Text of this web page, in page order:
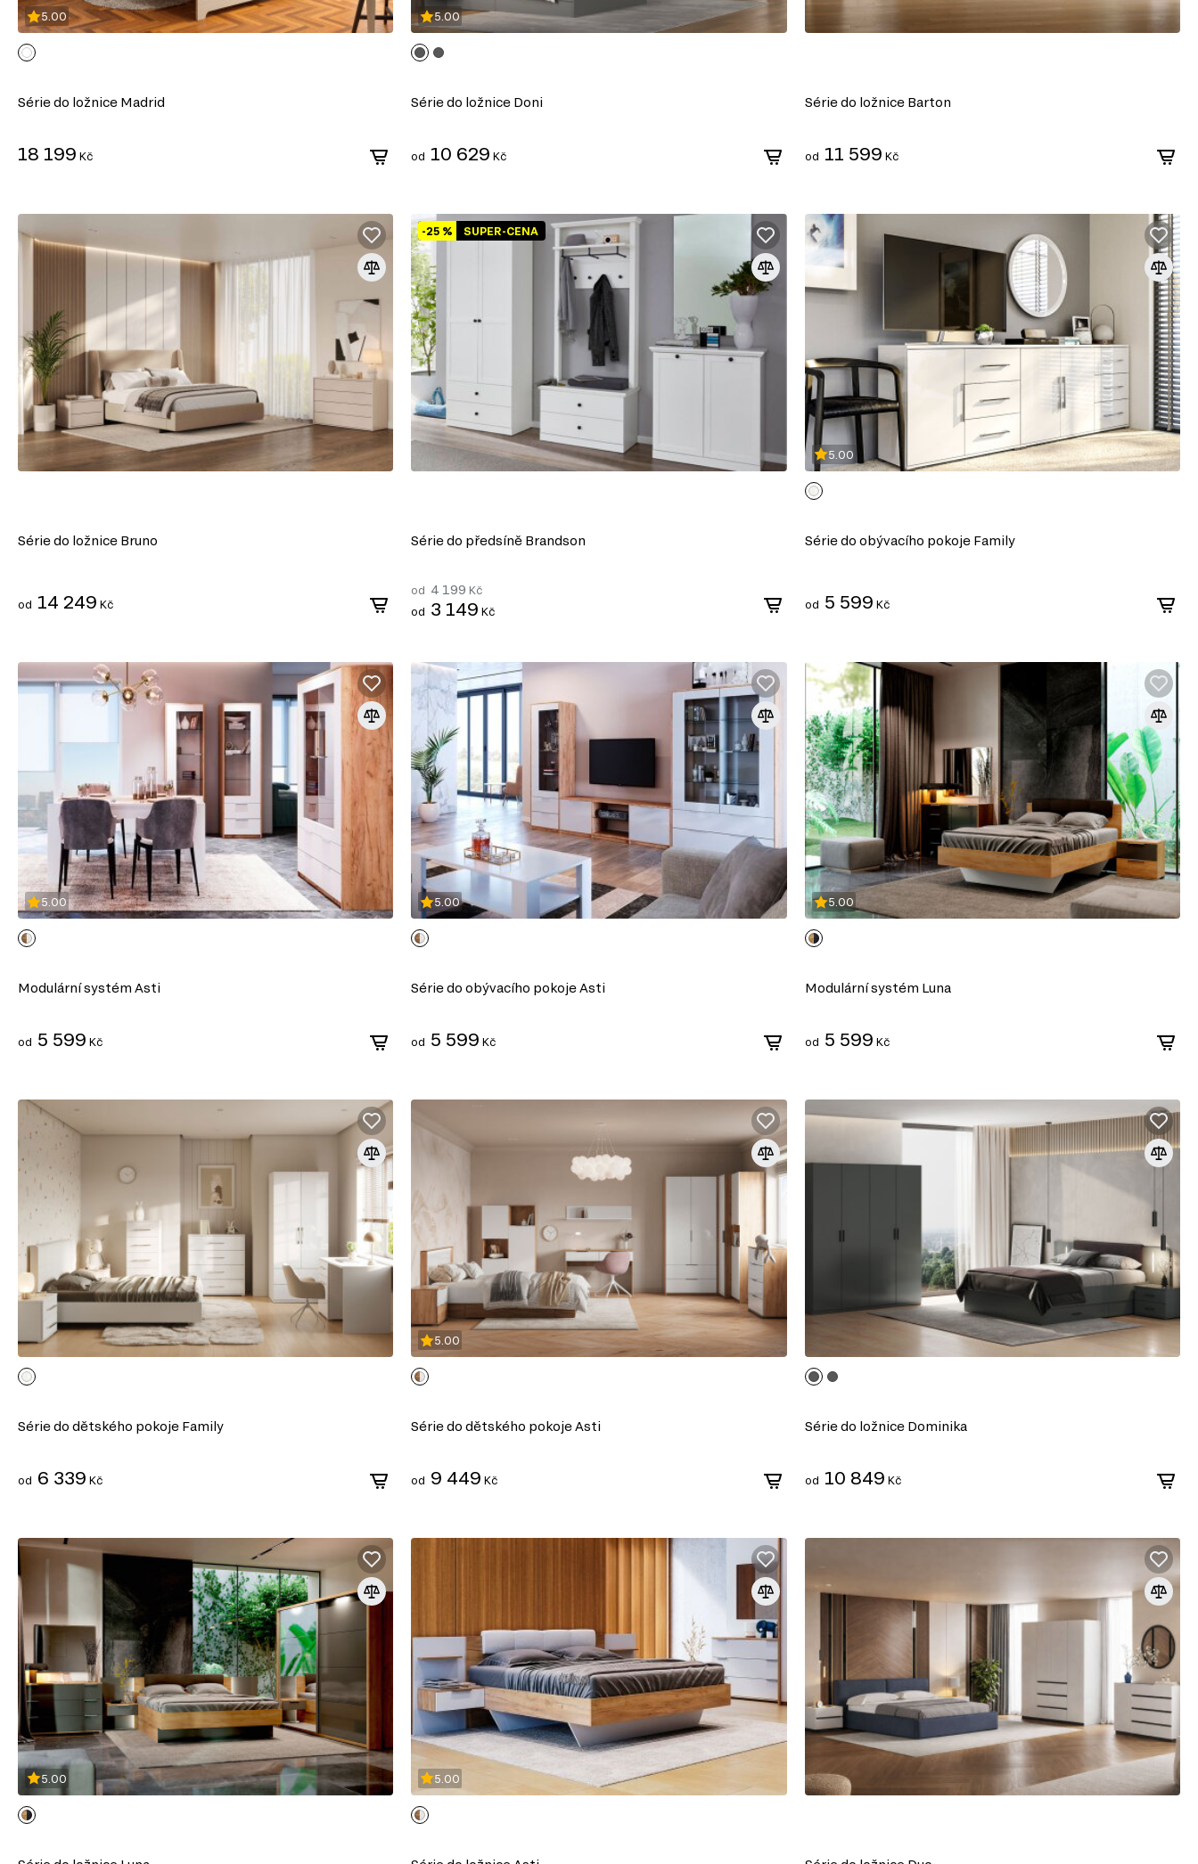
5.00
Série do ložnice Madrid
18 199 Kč
5.00
Série do ložnice Doni
od 10 629 Kč
Série do ložnice Barton
od 11 599 Kč
Série do ložnice Bruno
od 14 249 Kč
SUPER-CENA
-25 %
Série do předsíně Brandson
od 4 199 Kč
od 3 149 Kč
5.00
Série do obývacího pokoje Family
od 5 599 Kč
5.00
Modulární systém Asti
od 5 599 Kč
5.00
Série do obývacího pokoje Asti
od 5 599 Kč
5.00
Modulární systém Luna
od 5 599 Kč
Série do dětského pokoje Family
od 6 339 Kč
5.00
Série do dětského pokoje Asti
od 9 449 Kč
Série do ložnice Dominika
od 10 849 Kč
5.00 5.00